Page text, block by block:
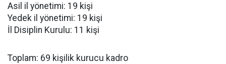
Asil il yönetimi: 19 kişi
Yedek il yönetimi: 19 kişi
İl Disiplin Kurulu: 11 kişi
Toplam: 69 kişilik kurucu kadro